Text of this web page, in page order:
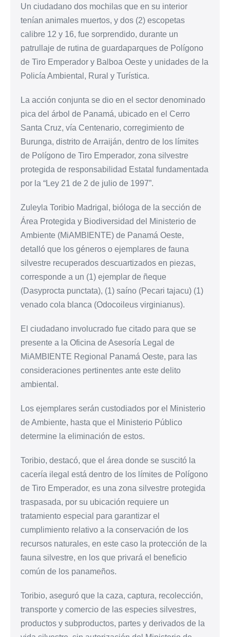
Un ciudadano dos mochilas que en su interior
tenían animales muertos, y dos (2) escopetas
calibre 12 y 16, fue sorprendido, durante un
patrullaje de rutina de guardaparques de Polígono
de Tiro Emperador y Balboa Oeste y unidades de la
Policía Ambiental, Rural y Turística.
La acción conjunta se dio en el sector denominado
pica del árbol de Panamá, ubicado en el Cerro
Santa Cruz, vía Centenario, corregimiento de
Burunga, distrito de Arraiján, dentro de los límites
de Polígono de Tiro Emperador, zona silvestre
protegida de responsabilidad Estatal fundamentada
por la “Ley 21 de 2 de julio de 1997”.
Zuleyla Toribio Madrigal, bióloga de la sección de
Área Protegida y Biodiversidad del Ministerio de
Ambiente (MiAMBIENTE) de Panamá Oeste,
detalló que los géneros o ejemplares de fauna
silvestre recuperados descuartizados en piezas,
corresponde a un (1) ejemplar de ñeque
(Dasyprocta punctata), (1) saíno (Pecari tajacu) (1)
venado cola blanca (Odocoileus virginianus).
El ciudadano involucrado fue citado para que se
presente a la Oficina de Asesoría Legal de
MiAMBIENTE Regional Panamá Oeste, para las
consideraciones pertinentes ante este delito
ambiental.
Los ejemplares serán custodiados por el Ministerio
de Ambiente, hasta que el Ministerio Público
determine la eliminación de estos.
Toribio, destacó, que el área donde se suscitó la
cacería ilegal está dentro de los límites de Polígono
de Tiro Emperador, es una zona silvestre protegida
traspasada, por su ubicación requiere un
tratamiento especial para garantizar el
cumplimiento relativo a la conservación de los
recursos naturales, en este caso la protección de la
fauna silvestre, en los que privará el beneficio
común de los panameños.
Toribio, aseguró que la caza, captura, recolección,
transporte y comercio de las especies silvestres,
productos y subproductos, partes y derivados de la